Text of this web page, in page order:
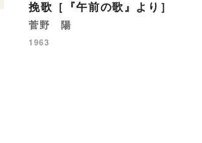
挽歌［『午前の歌』より］
菅野 陽
1963